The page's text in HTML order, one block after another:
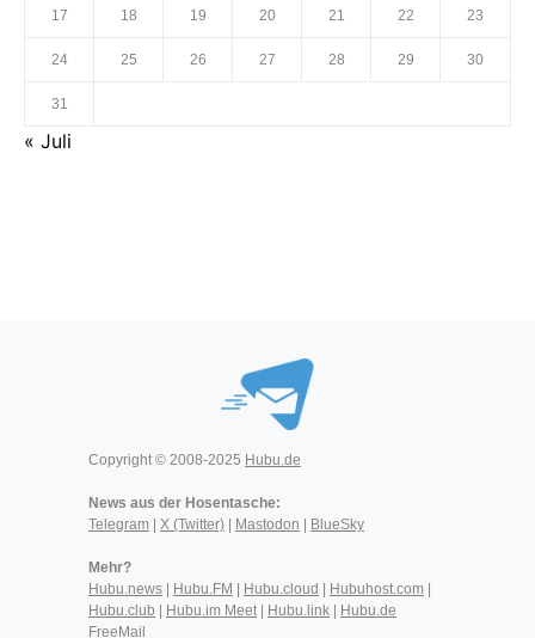
17 18 19 20 21 22 23
24 25 26 27 28 29 30
31
« Juli
Copyright © 2008-2025 Hubu.de
News aus der Hosentasche:
Telegram
X (Twitter) Mastodon BlueSky
Mehr?
Hubu.news
Hubu.FM Hubu.cloud Hubuhost.com
Hubu.club
Hubu.im Meet| Hubu.link
Hubu.de
FreeMail